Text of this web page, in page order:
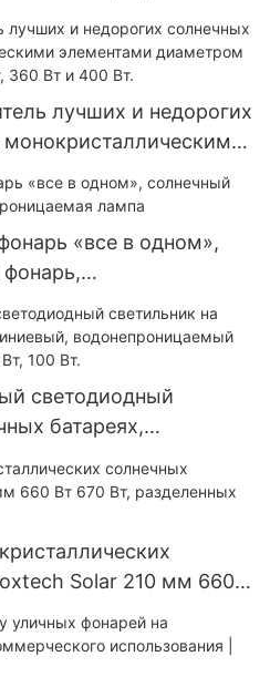
волной, 4 кВт, 6 кВт,
солнечные
лучших и недорогих
182 мм, мощностью
«все в одном»,
светодиодный
батареях,
IP66,
100 Вт.
Solar 210 мм 660
на части, 132 ячейки.